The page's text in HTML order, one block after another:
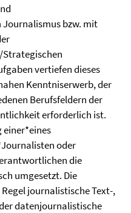
bzw. mit
vertiefen dieses
Kenntniserwerb, der
Berufsfeldern der
erforderlich ist.
einer*eines
oder
die
umgesetzt. Die
journalistische Text-,
datenjournalistische